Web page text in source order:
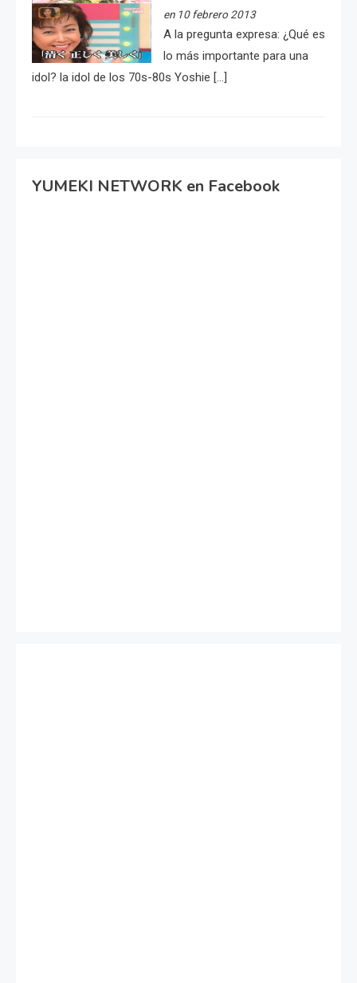
en 10 febrero 2013
A la pregunta expresa: ¿Qué es
lo más importante para una
idol? la idol de los 70s-80s Yoshie […]
YUMEKI NETWORK en Facebook